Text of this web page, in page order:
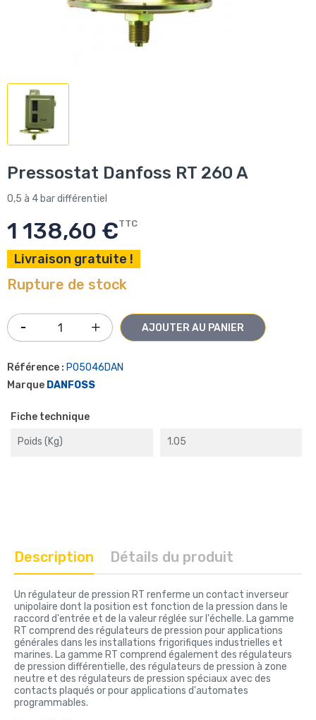
Pressostat Danfoss RT 260 A
0,5 à 4 bar différentiel
1 138,60 €TTC
Livraison gratuite !
Rupture de stock
AJOUTER AU PANIER
Référence : P05046DAN
Marque DANFOSS
Fiche technique
Poids (kg) 1.05
Description Détails du produit
Un régulateur de pression RT renferme un contact inverseur
unipolaire dont la position est fonction de la pression dans le
raccord d'entrée et de la valeur réglée sur l'échelle. La gamme
RT comprend des régulateurs de pression pour applications
générales dans les installations frigorifiques industrielles et
marines. La gamme RT comprend également des régulateurs
de pression différentielle, des régulateurs de pression à zone
neutre et des régulateurs de pression spéciaux avec des
contacts plaqués or pour applications d'automates
programmables.